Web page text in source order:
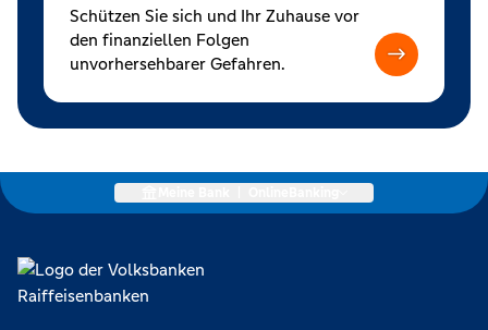
Schützen Sie sich und Ihr Zuhause vor
den finanziellen Folgen
unvorhersehbarer Gefahren.